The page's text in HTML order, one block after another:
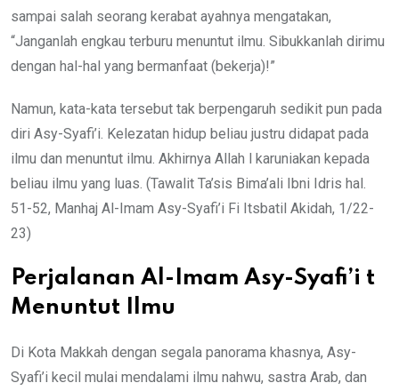
sampai salah seorang kerabat ayahnya mengatakan,
“Janganlah engkau terburu menuntut ilmu. Sibukkanlah dirimu
dengan hal-hal yang bermanfaat (bekerja)!”
Namun, kata-kata tersebut tak berpengaruh sedikit pun pada
diri Asy-Syafi’i. Kelezatan hidup beliau justru didapat pada
ilmu dan menuntut ilmu. Akhirnya Allah l karuniakan kepada
beliau ilmu yang luas. (Tawalit Ta’sis Bima’ali Ibni Idris hal.
51-52, Manhaj Al-Imam Asy-Syafi’i Fi Itsbatil Akidah, 1/22-
23)
Perjalanan Al-Imam Asy-Syafi’i t
Menuntut Ilmu
Di Kota Makkah dengan segala panorama khasnya, Asy-
Syafi’i kecil mulai mendalami ilmu nahwu, sastra Arab, dan